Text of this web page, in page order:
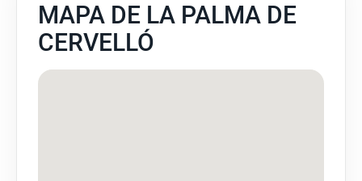
MAPA DE LA PALMA DE
CERVELLÓ